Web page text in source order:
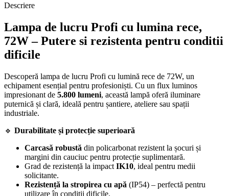
Descriere
Lampa de lucru Profi cu lumina rece,
72W – Putere si rezistenta pentru conditii
dificile
Descoperă lampa de lucru Profi cu lumină rece de 72W, un
echipament esențial pentru profesioniști. Cu un flux luminos
impresionant de 5.800 lumeni, această lampă oferă iluminare
puternică și clară, ideală pentru șantiere, ateliere sau spații
industriale.
🔹 Durabilitate și protecție superioară
Carcasă robustă din policarbonat rezistent la șocuri și
margini din cauciuc pentru protecție suplimentară.
Grad de rezistență la impact IK10, ideal pentru medii
solicitante.
Rezistență la stropirea cu apă (IP54) – perfectă pentru
utilizare în condiții dificile.